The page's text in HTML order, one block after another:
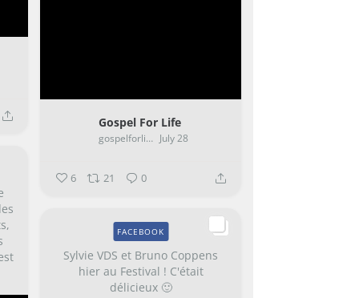
Gospel For Life
gospelforlife.be July 28
6 21 0
Sylvie VDS et Bruno Coppens
hier au Festival ! C'était
délicieux 🙂
FACEBOOK